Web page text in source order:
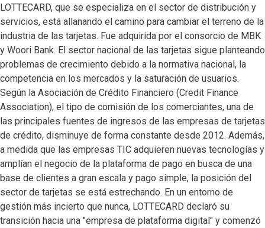
LOTTECARD, que se especializa en el sector de distribución y
servicios, está allanando el camino para cambiar el terreno de la
industria de las tarjetas. Fue adquirida por el consorcio de MBK
y Woori Bank. El sector nacional de las tarjetas sigue planteando
problemas de crecimiento debido a la normativa nacional, la
competencia en los mercados y la saturación de usuarios.
Según la Asociación de Crédito Financiero (Credit Finance
Association), el tipo de comisión de los comerciantes, una de
las principales fuentes de ingresos de las empresas de tarjetas
de crédito, disminuye de forma constante desde 2012. Además,
a medida que las empresas TIC adquieren nuevas tecnologías y
amplían el negocio de la plataforma de pago en busca de una
base de clientes a gran escala y pago simple, la posición del
sector de tarjetas se está estrechando. En un entorno de
gestión más incierto que nunca, LOTTECARD declaró su
transición hacia una "empresa de plataforma digital" y comenzó